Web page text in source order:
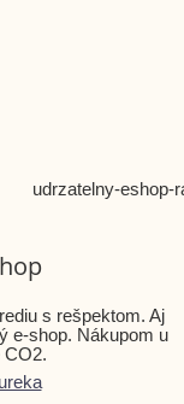
s rešpektom. Aj
e-shop. Nákupom u
CO2.